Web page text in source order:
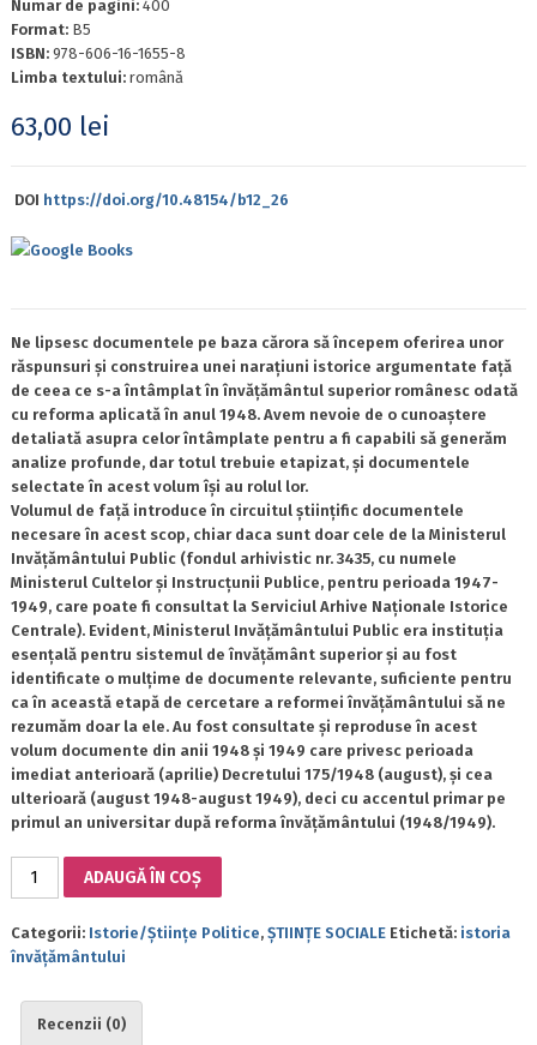
Numar de pagini: 400
Format: B5
ISBN: 978-606-16-1655-8
Limba textului: română
63,00 lei
DOI https://doi.org/10.48154/b12_26
Google Books
Ne lipsesc documentele pe baza cărora să începem oferirea unor
răspunsuri și construirea unei narațiuni istorice argumentate față
de ceea ce s-a întâmplat în învățământul superior românesc odată
cu reforma aplicată în anul 1948. Avem nevoie de o cunoaștere
detaliată asupra celor întâmplate pentru a fi capabili să generăm
analize profunde, dar totul trebuie etapizat, și documentele
selectate în acest volum își au rolul lor.
Volumul de față introduce în circuitul științific documentele
necesare în acest scop, chiar daca sunt doar cele de la Ministerul
Invățământului Public (fondul arhivistic nr. 3435, cu numele
Ministerul Cultelor și Instrucțunii Publice, pentru perioada 1947-
1949, care poate fi consultat la Serviciul Arhive Naționale Istorice
Centrale). Evident, Ministerul Invățământului Public era instituția
esențală pentru sistemul de învățământ superior și au fost
identificate o mulțime de documente relevante, suficiente pentru
ca în această etapă de cercetare a reformei învățământului să ne
rezumăm doar la ele. Au fost consultate și reproduse în acest
volum documente din anii 1948 și 1949 care privesc perioada
imediat anterioară (aprilie) Decretului 175/1948 (august), și cea
ulterioară (august 1948-august 1949), deci cu accentul primar pe
primul an universitar după reforma învățământului (1948/1949).
ȘI
POSIBILITĂȚI.
UNIVERSITAR
ADAUGĂ ÎN COȘ
Categorii: Istorie/Științe Politice, ȘTIINȚE SOCIALE Etichetă: istoria
învățământului
Recenzii (0)